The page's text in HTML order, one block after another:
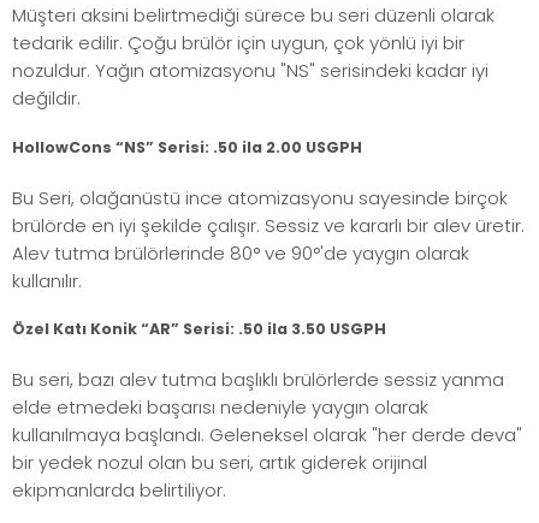
Müşteri aksini belirtmediği sürece bu seri düzenli olarak
tedarik edilir. Çoğu brülör için uygun, çok yönlü iyi bir
nozuldur. Yağın atomizasyonu "NS" serisindeki kadar iyi
değildir.
HollowCons “NS” Serisi: .50 ila 2.00 USGPH
Bu Seri, olağanüstü ince atomizasyonu sayesinde birçok
brülörde en iyi şekilde çalışır. Sessiz ve kararlı bir alev üretir.
Alev tutma brülörlerinde 80° ve 90°'de yaygın olarak
kullanılır.
Özel Katı Konik “AR” Serisi: .50 ila 3.50 USGPH
Bu seri, bazı alev tutma başlıklı brülörlerde sessiz yanma
elde etmedeki başarısı nedeniyle yaygın olarak
kullanılmaya başlandı. Geleneksel olarak "her derde deva"
bir yedek nozul olan bu seri, artık giderek orijinal
ekipmanlarda belirtiliyor.